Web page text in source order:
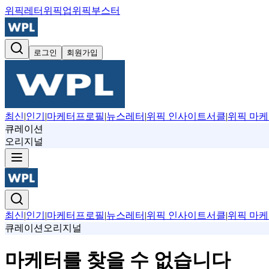
위픽레터 위픽업위픽부스터
로그인 회원가입
최신|인기 |마케터프로필|뉴스레터 |위픽 인사이트서클|위픽 마케
큐레이션
오리지널
최신|인기 |마케터프로필|뉴스레터 |위픽 인사이트서클|위픽 마케
큐레이션 오리지널
마케터를 찾을 수 없습니다